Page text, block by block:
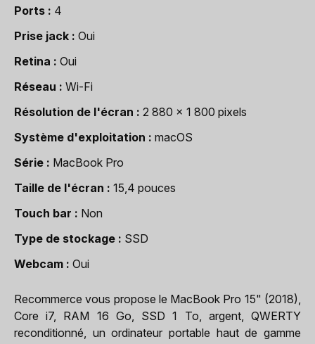
Ports
4
Prise jack
Oui
Retina
Oui
Réseau
Wi-Fi
Résolution de l'écran
2 880 x 1 800 pixels
Système d'exploitation
macOS
Série
MacBook Pro
Taille de l'écran
15,4 pouces
Touch bar
Non
Type de stockage
SSD
Webcam
Oui
Recommerce vous propose le MacBook Pro 15" (2018),
Core i7, RAM 16 Go, SSD 1 To, argent, QWERTY
reconditionné, un ordinateur portable haut de gamme